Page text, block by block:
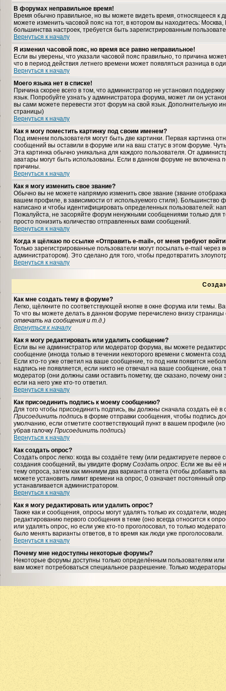
В форумах неправильное время!
Время обычно правильное, но вы можете видеть время, относящееся к
можете изменить часовой пояс на тот, в котором вы находитесь:
большинства настроек, требуется быть зарегистрированным
Вернуться к началу
Я изменил часовой пояс, но время все равно неправильное!
Если вы уверены, что указали часовой пояс правильно, то причина
что в период действия летнего времени может появляться разница в
Вернуться к началу
Моего языка нет в списке!
Причина скорее всего в том, что администратор не установил
язык. Попробуйте узнать у администратора форума, может ли он
вы сами можете перевести этот форум на свой язык. Дополнительную
страницы)
Вернуться к началу
Как я могу поместить картинку под своим именем?
Под именем пользователя могут быть две картинки. Первая картинка
сообщений вы оставили в форуме или на ваш статус в этом форуме.
Эта картинка обычно уникальна для каждого пользователя. От
аватары могут быть использованы. Если в данном форуме не включена
причины.
Вернуться к началу
Как я могу изменить свое звание?
Обычно вы не можете напрямую изменить свое звание (звание
вашем профиле, в зависимости от используемого стиля). Большинство
написано и чтобы идентифицировать определенных пользователей:
Пожалуйста, не засоряйте форум ненужными сообщениями только для
просто понизить количество отправленных вами сообщений.
Вернуться к началу
Когда я щёлкаю по ссылке «Отправить e-mail», от меня требуют
Только зарегистрированные пользователи могут посылать e-mail
администратором). Это сделано для того, чтобы предотвратить
Вернуться к началу
Как мне создать тему в форуме?
Легко, щёлкните по соответствующей кнопке в окне форума или темы.
То что вы можете делать в данном форуме перечислено внизу
отвечать на сообщения и т.д.)
Вернуться к началу
Как я могу редактировать или удалить сообщение?
Если вы не администратор или модератор форума, вы можете
сообщение (иногда только в течении некоторого времени с момента
Если кто-то уже ответил на ваше сообщение, то под ним появится
надпись не появляется, если никто не отвечал на ваше сообщение,
модератор (они должны сами оставить пометку, где сказано, почему
если на него уже кто-то ответил.
Вернуться к началу
Как присоединить подпись к моему сообщению?
Для того чтобы присоединить подпись, вы должны сначала создать её
Присоединить подпись в форме отправки сообщения, чтобы подпись
умолчанию, если отметите соответствующий пункт в вашем профиле
убрав галочку Присоединить подпись)
Вернуться к началу
Как создать опрос?
Создать опрос легко: когда вы создаёте тему (или редактируете
создания сообщений, вы увидите форму Создать опрос. Если же вы её
тему опроса, затем как минимум два варианта ответа (чтобы добавить
можете установить лимит времени на опрос, 0 означает постоянный
устанавливается администратором.
Вернуться к началу
Как я могу редактировать или удалить опрос?
Также как и сообщения, опросы могут удалять только их создатели,
редактированию первого сообщения в теме (оно всегда относится к
или удалять опрос, но если уже кто-то проголосовал, то только
было менять варианты ответов, в то время как люди уже проголосовали.
Вернуться к началу
Почему мне недоступны некоторые форумы?
Некоторые форумы доступны только определённым пользователям
вам может потребоваться специальное разрешение. Только